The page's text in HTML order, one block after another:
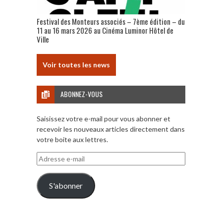
Festival des Monteurs associés – 7ème édition – du
11 au 16 mars 2026 au Cinéma Luminor Hôtel de
Ville
Voir toutes les news
ABONNEZ-VOUS
Saisissez votre e-mail pour vous abonner et
recevoir les nouveaux articles directement dans
votre boite aux lettres.
Adresse
e-
mail
S'abonner